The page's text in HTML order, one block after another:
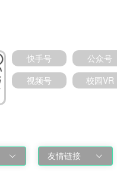
快手号 公众号
视频号
校园VR
友情链接